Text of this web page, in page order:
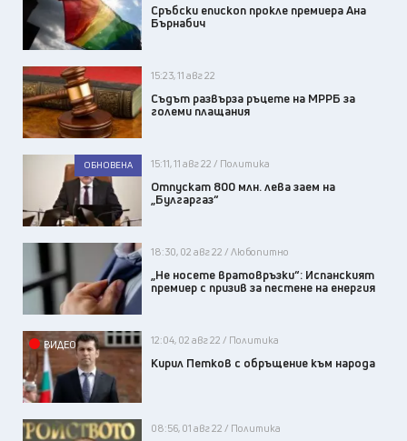
Сръбски епископ прокле премиера Ана
Бърнабич
15:23, 11 авг 22
Съдът развърза ръцете на МРРБ за
големи плащания
ОБНОВЕНА 15:11, 11 авг 22 / Политика
Отпускат 800 млн. лева заем на
„Булгаргаз“
18:30, 02 авг 22 / Любопитно
„Не носете вратовръзки“: Испанският
премиер с призив за пестене на енергия
ВИДЕО 12:04, 02 авг 22 / Политика
Кирил Петков с обръщение към народа
08:56, 01 авг 22 / Политика